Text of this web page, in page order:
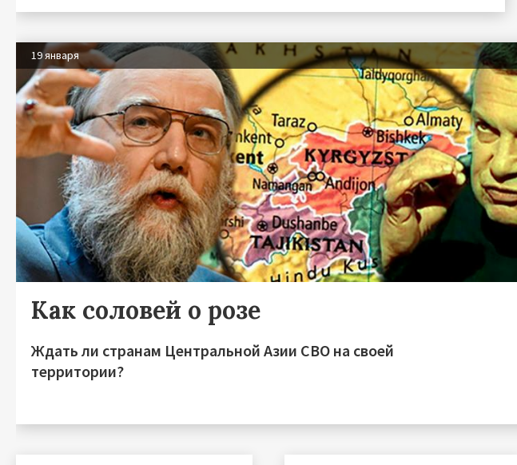
19 января
Как соловей о розе
Ждать ли странам Центральной Азии СВО на своей
территории?